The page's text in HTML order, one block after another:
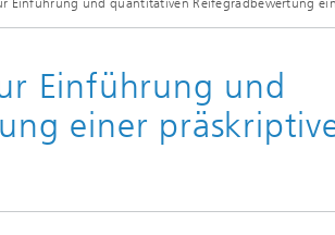
Einführung und quantitativen Reifegradbewertung
Einführung und
einer